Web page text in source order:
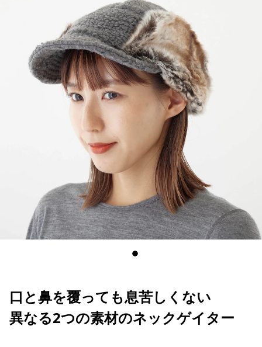
口と鼻を覆っても息苦しくない
異なる2つの素材のネックゲイター